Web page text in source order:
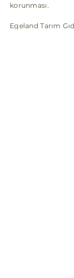
korunması.
Egeland Tarım